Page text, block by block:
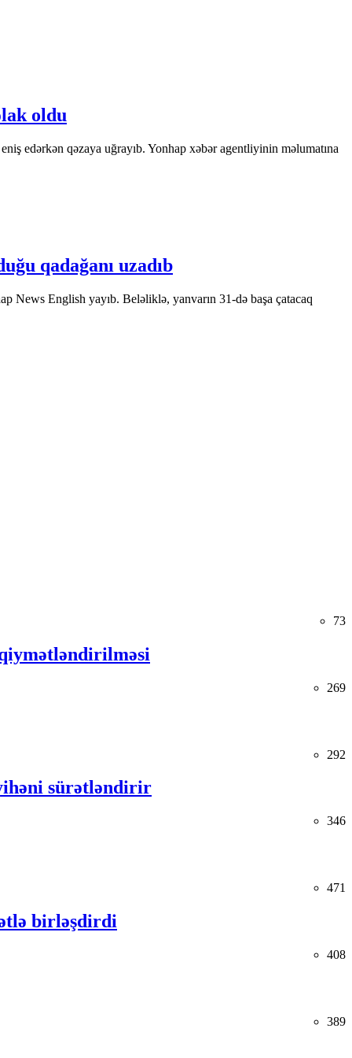
oldu
edərkən qəzaya uğrayıb. Yonhap xəbər agentliyinin məlumatına
qadağanı uzadıb
News English yayıb. Beləliklə, yanvarın 31-də başa çatacaq
73
269
292
sürətləndirir
346
471
birləşdirdi
408
389